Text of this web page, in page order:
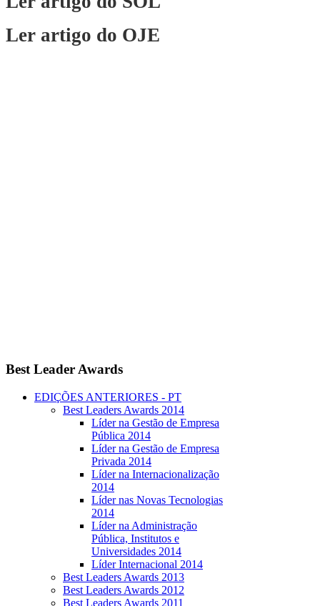
Ler artigo do OJE
BestLeader Awards
EDIÇÕES ANTERIORES - PT
Best Leaders Awards 2014
Líder na Gestão de Empresa
Pública 2014
Líder na Gestão de Empresa
Privada 2014
Líder na Internacionalização
2014
Líder nas Novas Tecnologias
2014
Líder na Administração
Pública, Institutos e
Universidades 2014
Líder Internacional 2014
Best Leaders Awards 2013
Best Leaders Awards 2012
Best Leaders Awards 2011